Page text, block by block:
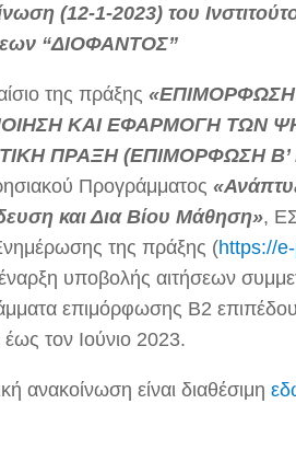
(12-1-2023) του
“ΔΙΟΦΑΝΤΟΣ”
της πράξης «ΕΠΙΜΟΡΦΩΣΗ
ΚΑΙ ΕΦΑΡΜΟΓΗ ΤΩΝ
ΠΡΑΞΗ (ΕΠΙΜΟΡΦΩΣΗ Β’
Προγράμματος
και Δια Βίου Μάθηση»,
της πράξης (https://
υποβολής αιτήσεων
επιμόρφωσης Β2
τον Ιούνιο 2023.
ανακοίνωση είναι διαθέσιμη